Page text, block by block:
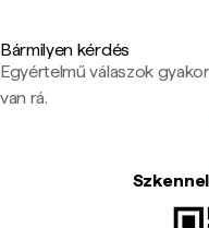
Bármilyen kérdés
Egyértelmű válaszok
van rá.